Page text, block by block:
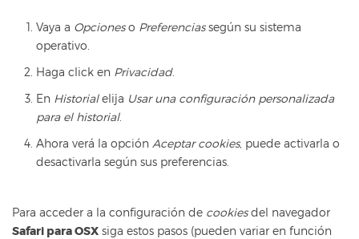
Vaya a Opcioneso Preferenciassegún su sistema
operativo.
Haga click en Privacidad.
En Historialelija Usar una configuración personalizada
para el historial.
Ahora verá la opción Aceptar cookies, puede activarla o
desactivarla según sus preferencias.
Para acceder a la configuración de cookiesdel navegador
Safari para OSX siga estos pasos (pueden variar en función